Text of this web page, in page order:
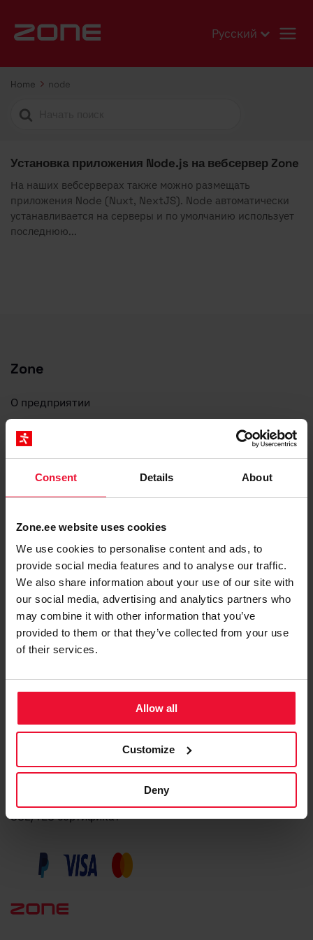
Consent Details About
Zone.ee website uses cookies
We use cookies to personalise content and ads, to
provide social media features and to analyse our traffic.
We also share information about your use of our site with
our social media, advertising and analytics partners who
may combine it with other information that you’ve
provided to them or that they’ve collected from your use
of their services.
Allow all
Customize
Deny
Русский
Home node
Search
Установка приложения Node.js на вебсервер Zone
На наших вебсерверах также можно размещать
приложения Node (Nuxt, NextJS). Node автоматически
устанавливается на серверы и по умолчанию использует
последнюю...
Zone
О предприятии
Почему именно Zone?
Новости
Для СМИ и партнеров
Договоры и условия
Защита персональных данных
Файлы cookie
Услуги
Хостинг веб-сайта
Облачный Сервер VPS
Zone+ ИИ Ассистент
SSL/TLS сертификат